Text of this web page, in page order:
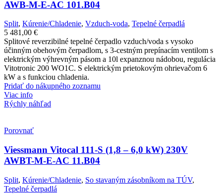
AWB-M-E-AC 101.B04
Split, Kúrenie/Chladenie, Vzduch-voda, Tepelné čerpadlá
5 481,00 €
Splitové reverzibilné tepelné čerpadlo vzduch/voda s vysoko
účinným obehovým čerpadlom, s 3-cestným prepínacím ventilom s
elektrickým výhrevným pásom a 10l expanznou nádobou, regulácia
Vitotronic 200 WO1C. S elektrickým prietokovým ohrievačom 6
kW a s funkciou chladenia.
Pridať do nákupného zoznamu
Viac info
Rýchly náhľad
Porovnať
Viessmann Vitocal 111-S (1,8 – 6,0 kW) 230V
AWBT-M-E-AC 11.B04
Split, Kúrenie/Chladenie, So stavaným zásobníkom na TÚV,
Tepelné čerpadlá